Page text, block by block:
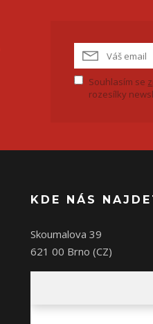
Souhlasím se
rozesílky
KDE NÁS
Skoumalova 39
621 00 Brno (CZ)